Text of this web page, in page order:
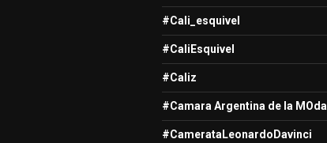
#Cali_esquivel
#CaliEsquivel
#Caliz
#Camara Argentina de la MOda
#CamerataLeonardoDavinci